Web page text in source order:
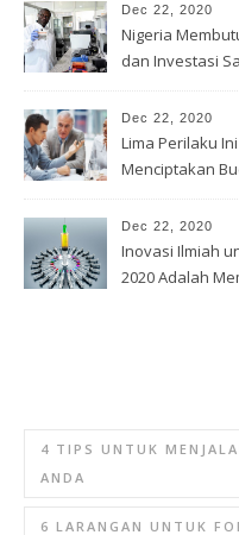
Dec 22, 2020
Nigeria
dan Investasi
Dec 22, 2020
Lima Perilaku
Menciptakan
Dec 22, 2020
Inovasi Ilmiah
2020 Adalah
4 TIPS UNTUK
ANDA
6 LARANGAN UNTUK